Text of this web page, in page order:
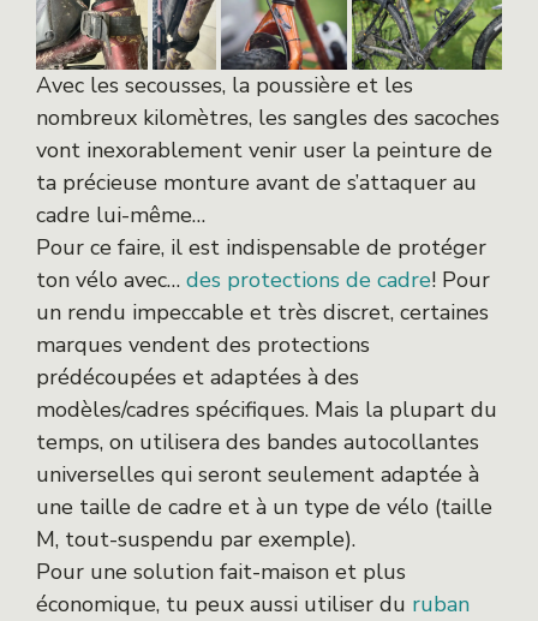
Avec les secousses, la poussière et les
nombreux kilomètres, les sangles des sacoches
vont inexorablement venir user la peinture de
ta précieuse monture avant de s’attaquer au
cadre lui-même…
Pour ce faire, il est indispensable de protéger
ton vélo avec… des protections de cadre! Pour
un rendu impeccable et très discret, certaines
marques vendent des protections
prédécoupées et adaptées à des
modèles/cadres spécifiques. Mais la plupart du
temps, on utilisera des bandes autocollantes
universelles qui seront seulement adaptée à
une taille de cadre et à un type de vélo (taille
M, tout-suspendu par exemple).
Pour une solution fait-maison et plus
économique, tu peux aussi utiliser du ruban